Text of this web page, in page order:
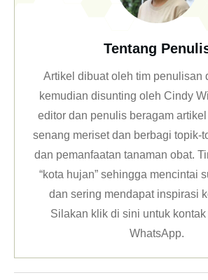
Tentang
Artikel dibuat oleh tim penulisan
kemudian disunting oleh Cindy
editor dan penulis beragam
senang meriset dan berbagi topik-
dan pemanfaatan tanaman obat.
“kota hujan” sehingga mencintai
dan sering mendapat inspirasi
Silakan klikdi sini untuk
WhatsApp.